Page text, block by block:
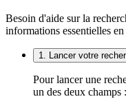
Besoin d'aide sur la
informations essentielles
1. Lancer votre
Pour lancer une
un des deux champs :